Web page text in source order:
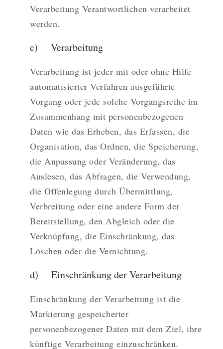
Verarbeitung Verantwortlichen verarbeitet
werden.
c) Verarbeitung
Verarbeitung ist jeder mit oder ohne Hilfe
automatisierter Verfahren ausgeführte
Vorgang oder jede solche Vorgangsreihe im
Zusammenhang mit personenbezogenen
Daten wie das Erheben, das Erfassen, die
Organisation, das Ordnen, die Speicherung,
die Anpassung oder Veränderung, das
Auslesen, das Abfragen, die Verwendung,
die Offenlegung durch Übermittlung,
Verbreitung oder eine andere Form der
Bereitstellung, den Abgleich oder die
Verknüpfung, die Einschränkung, das
Löschen oder die Vernichtung.
d) Einschränkung der Verarbeitung
Einschränkung der Verarbeitung ist die
Markierung gespeicherter
personenbezogener Daten mit dem Ziel, ihre
künftige Verarbeitung einzuschränken.